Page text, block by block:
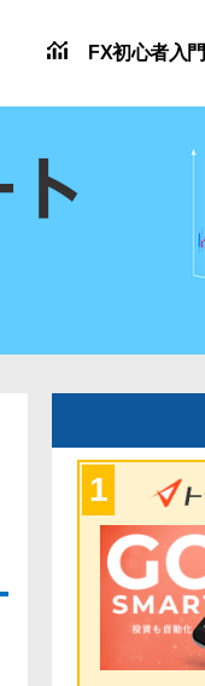
FX初心者入門